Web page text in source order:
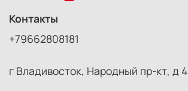
Контакты
+79662808181
г Владивосток, Народный пр-кт, д 4